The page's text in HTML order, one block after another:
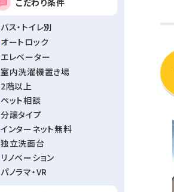
こだわり条件
バス・トイレ別
オートロック
エレベーター
室内洗濯機置き場
2階以上
ペット相談
分譲タイプ
インターネット無料
独立洗面台
リノベーション
パノラマ・VR